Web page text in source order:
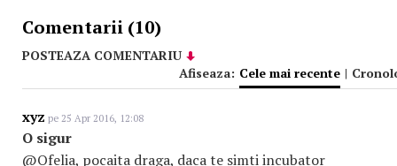
Comentarii (10)
POSTEAZA COMENTARIU
Afiseaza: Cele mai recente |
xyz pe 25 Apr 2016, 12:08
O sigur
@Ofelia, pocaita draga, daca te simti incubator